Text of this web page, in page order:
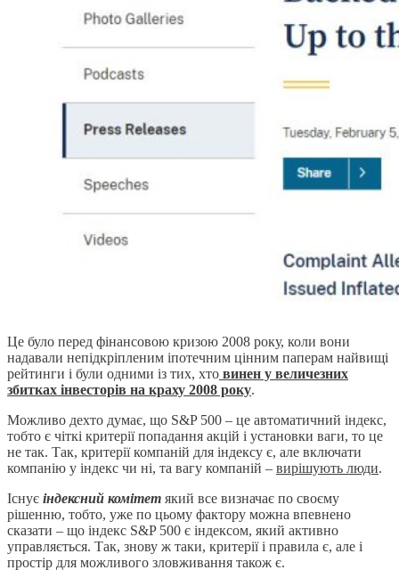
Це було перед фінансовою кризою 2008 року, коли вони
надавали непідкріпленим іпотечним цінним паперам найвищі
рейтинги і були одними із тих, хто винен у величезних
збитках інвесторів на краху 2008 року.
Можливо дехто думає, що S&P 500 – це автоматичний індекс,
тобто є чіткі критерії попадання акцій і установки ваги, то це
не так. Так, критерії компаній для індексу є, але включати
компанію у індекс чи ні, та вагу компаній – вирішують люди.
Існує індексний комітет який все визначає по своєму
рішенню, тобто, уже по цьому фактору можна впевнено
сказати – що індекс S&P 500 є індексом, який активно
управляється. Так, знову ж таки, критерії і правила є, але і
простір для можливого зловживання також є.